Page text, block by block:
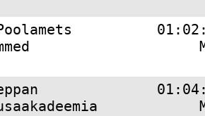
Poolamets